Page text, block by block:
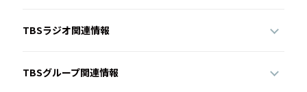
TBSラジオ関連情報
TBSグループ関連情報